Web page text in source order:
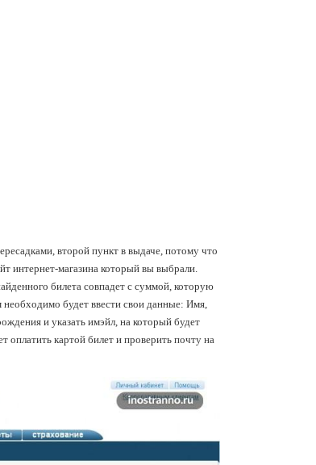
второй пункт в выдаче, потому что
интернет-магазина который вы выбрали.
билета совпадет с суммой, которую
необходимо будет ввести свои данные: Имя,
и указать имэйл, на который будет
оплатить картой билет и проверить почту на